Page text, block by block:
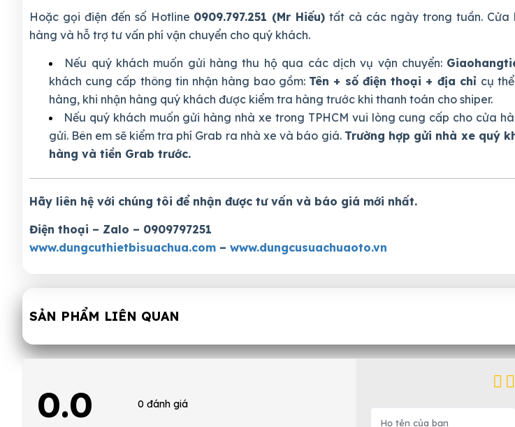
Hoặc gọi điện đến số Hotline 0909.797.251 (Mr Hiếu) tất cả các ngày trong tuần. Cửa
hàng và hỗ trợ tư vấn phí vận chuyển cho quý khách.
Nếu quý khách muốn gửi hàng thu hộ qua các dịch vụ vận chuyển:
khách cung cấp thông tin nhận hàng bao gồm: Tên + số điện thoại + địa chỉ cụ
hàng, khi nhận hàng quý khách được kiểm tra hàng trước khi thanh toán cho shiper.
Nếu quý khách muốn gửi hàng nhà xe trong TPHCM vui lòng cung cấp cho cửa
gửi. Bên em sẽ kiểm tra phí Grab ra nhà xe và báo giá. Trường hợp gửi nhà xe quý
hàng và tiền Grab trước.
Hãy liên hệ với chúng tôi để nhận được tư vấn và báo giá mới nhất.
Điện thoại – Zalo – 0909797251
www.dungcuthietbisuachua.com – www.dungcusuachuaoto.vn
SẢN PHẨM LIÊN QUAN
0.0 0 đánh giá